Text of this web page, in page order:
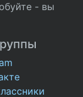
- вы